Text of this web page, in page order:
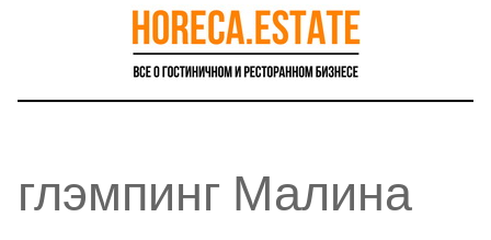
глэмпинг Малина